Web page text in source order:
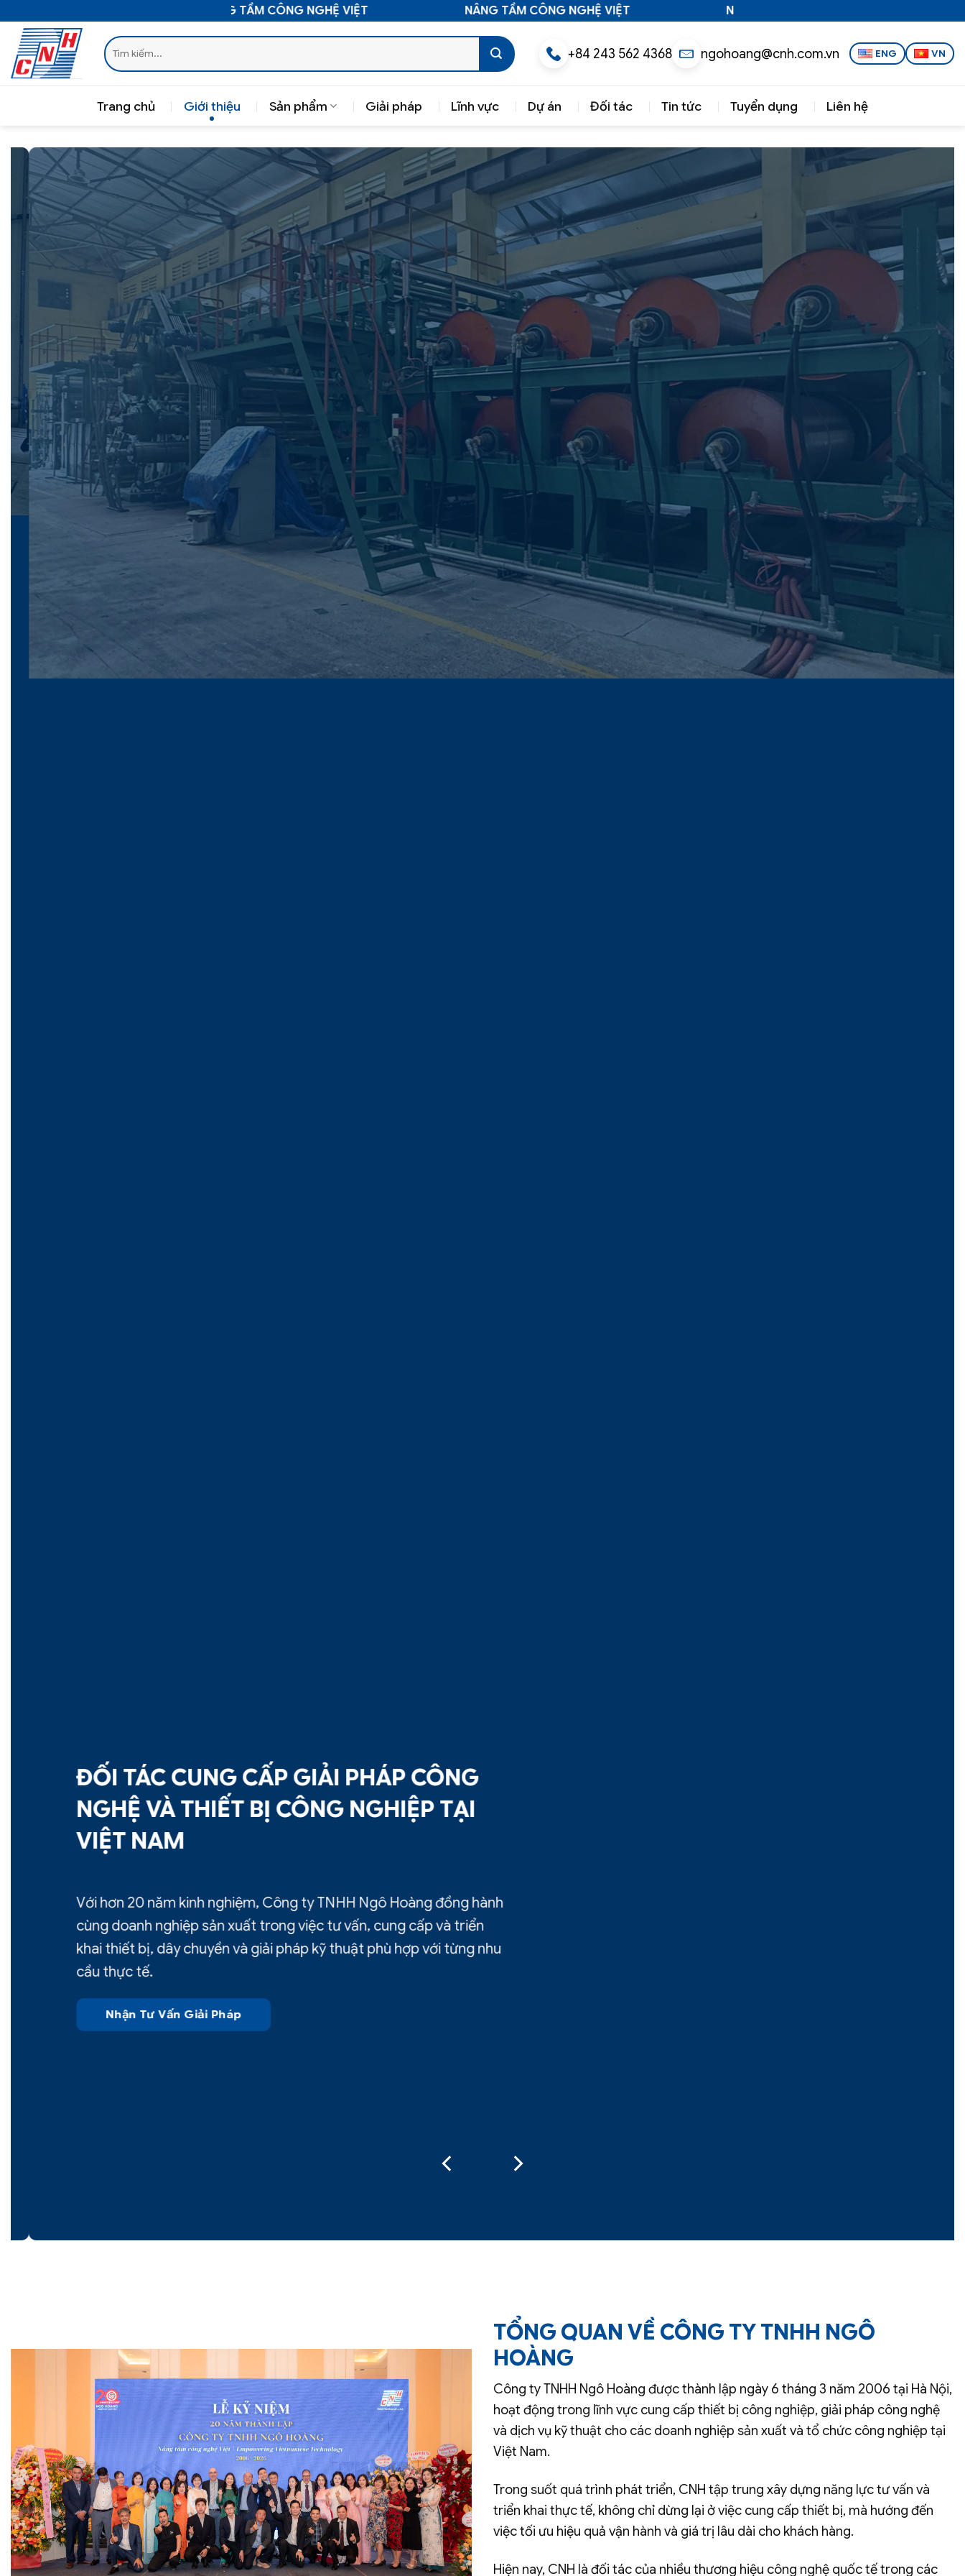
qua
dung
NÂNG TẦM CÔNG NGHỆ VIỆT NÂNG TẦM CÔNG NGHỆ VIỆT NÂNG TẦM CÔNG NGHỆ VIỆT
Tìm
kiếm:
+84 243 562 4368 ngohoang@cnh.com.vn ENG VN
Trang chủ Giới thiệu Sản phẩm Giải pháp Lĩnh vực Dự án Đối tác Tin tức Tuyển dụng Liên hệ
ĐỐI TÁC CUNG CẤP GIẢI PHÁP CÔNG
NGHỆ VÀ THIẾT BỊ CÔNG NGHIỆP TẠI
VIỆT NAM
Với hơn 20 năm kinh nghiệm, Công ty TNHH Ngô Hoàng đồng hành
cùng doanh nghiệp sản xuất trong việc tư vấn, cung cấp và triển
khai thiết bị, dây chuyền và giải pháp kỹ thuật phù hợp với từng nhu
cầu thực tế.
Nhận Tư Vấn Giải Pháp
TỔNG QUAN VỀ CÔNG TY TNHH NGÔ
HOÀNG
Công ty TNHH Ngô Hoàng được thành lập ngày 6 tháng 3 năm 2006 tại Hà Nội,
hoạt động trong lĩnh vực cung cấp thiết bị công nghiệp, giải pháp công nghệ
và dịch vụ kỹ thuật cho các doanh nghiệp sản xuất và tổ chức công nghiệp tại
Việt Nam.
Trong suốt quá trình phát triển, CNH tập trung xây dựng năng lực tư vấn và
triển khai thực tế, không chỉ dừng lại ở việc cung cấp thiết bị, mà hướng đến
việc tối ưu hiệu quả vận hành và giá trị lâu dài cho khách hàng.
Hiện nay, CNH là đối tác của nhiều thương hiệu công nghệ quốc tế trong các